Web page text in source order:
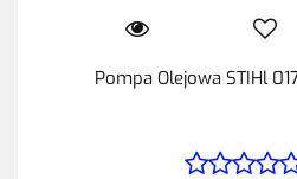
Pompa Olejowa STIHl